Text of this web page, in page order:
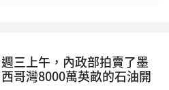
週三上午，內政部拍賣了墨
西哥灣8000萬英畝的石油開